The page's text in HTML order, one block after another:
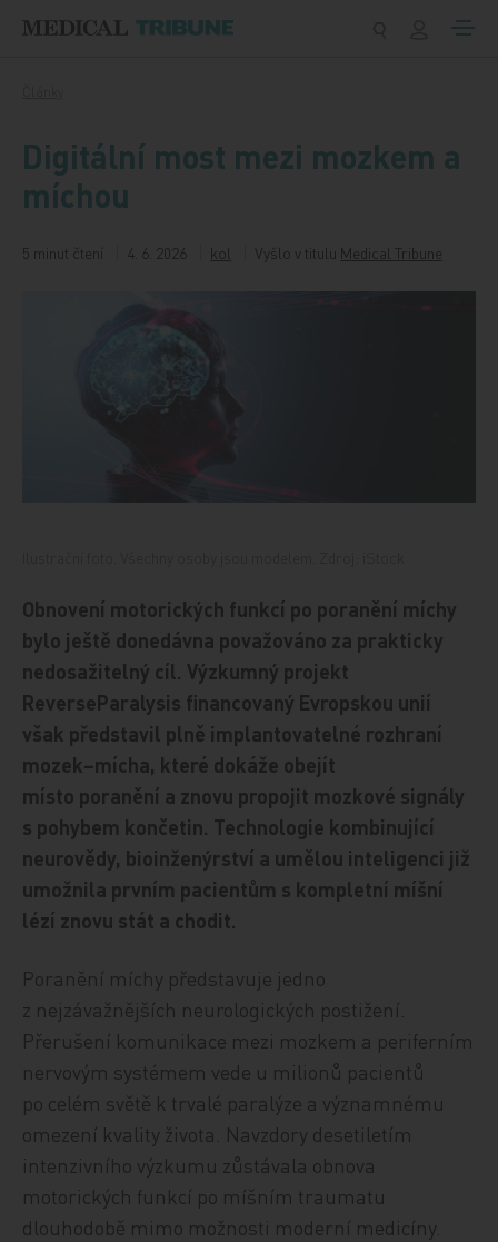
Digitální most mezi mozkem a
míchou
5 minut čtení 4. 6. 2026 kol Vyšlo v titulu Medical Tribune
Obnovení motorických funkcí po poranění míchy
bylo ještě donedávna považováno za prakticky
nedosažitelný cíl. Výzkumný projekt
ReverseParalysis financovaný Evropskou unií
však představil plně implantovatelné rozhraní
mozek–mícha, které dokáže obejít
místo poranění a znovu propojit mozkové signály
s pohybem končetin. Technologie kombinující
neurovědy, bioinženýrství a umělou inteligenci již
umožnila prvním pacientům s kompletní míšní
lézí znovu stát a chodit.
Poranění míchy představuje jedno
z nejzávažnějších neurologických postižení.
Přerušení komunikace mezi mozkem a periferním
nervovým systémem vede u milionů pacientů
po celém světě k trvalé paralýze a významnému
omezení kvality života. Navzdory desetiletím
intenzivního výzkumu zůstávala obnova
motorických funkcí po míšním traumatu
dlouhodobě mimo možnosti moderní medicíny.